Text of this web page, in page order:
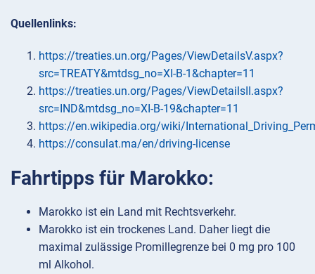
Quellenlinks:
https://treaties.un.org/Pages/ViewDetailsV.aspx?
src=TREATY&mtdsg_no=XI-B-1&chapter=11
https://treaties.un.org/Pages/ViewDetailsII.aspx?
src=IND&mtdsg_no=XI-B-19&chapter=11
https://en.wikipedia.org/wiki/
https://consulat.ma/en/driving-license
Fahrtipps für Marokko:
Marokko ist ein Land mit Rechtsverkehr.
Marokko ist ein trockenes Land. Daher liegt die
maximal zulässige Promillegrenze bei 0 mg pro 100
ml Alkohol.